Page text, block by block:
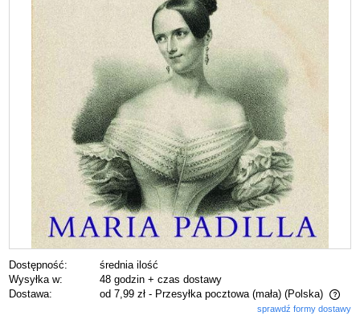
Dostępność:
średnia ilość
Wysyłka w:
48 godzin + czas dostawy
Dostawa:
od 7,99 zł - Przesyłka pocztowa (mała) (Polska)
Cena nie zawiera ewentualnych kosztów płatnościsprawdź formy dostawy